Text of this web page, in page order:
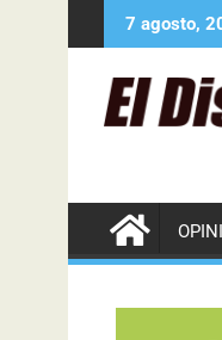
7 agosto,